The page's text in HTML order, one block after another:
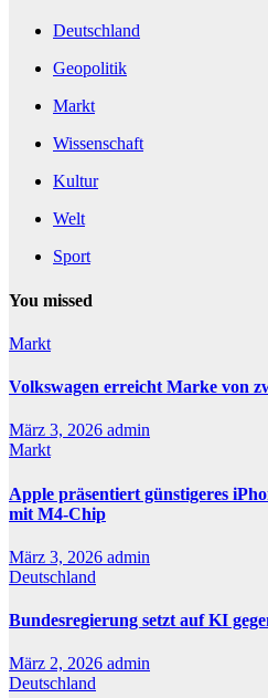
Deutschland
Geopolitik
Markt
Wissenschaft
Kultur
Welt
Sport
You missed
Markt
Volkswagen erreicht Marke von
März 3, 2026 admin
Markt
Apple präsentiert günstigeres
mit M4-Chip
März 3, 2026 admin
Deutschland
Bundesregierung setzt auf KI
März 2, 2026 admin
Deutschland